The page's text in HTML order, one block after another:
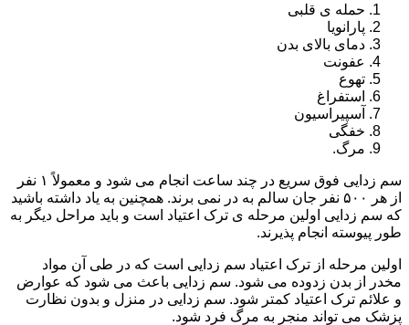
حمله ی قلبی
پارانویا
دمای بالای بدن
عفونت
تهوع
استفراغ
آسپیراسیون
خفگی
مرگ.
سم زدایی فوق سریع در چند ساعت انجام می شود و معمولاً ۱ نفر
از هر ۵۰۰ نفر جان سالم به در نمی برند. همچنین به یاد داشته باشید
که سم زدایی اولین مرحله ی ترک اعتیاد است و باید مراحل دیگر به
طور پیوسته انجام پذیرند.
اولین مرحله از ترک اعتیاد سم زدایی است که در طی آن مواد
مخدر از بدن زدوده می شود. سم زدایی باعث می شود که عوارض
و علائم ترک اعتیاد کمتر شود. سم زدایی در منزل و بدون نظارت
پزشک می تواند منجر به مرگ فرد شود.